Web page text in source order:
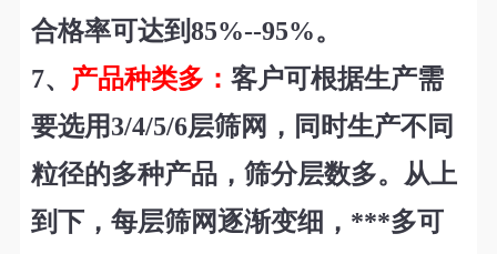
合格率可达到85%--95%。
7、 产品种类多： 客户可根据生产需
要选用3/4/5/6层筛网，同时生产不同
粒径的多种产品，筛分层数多。从上
到下，每层筛网逐渐变细，***多可